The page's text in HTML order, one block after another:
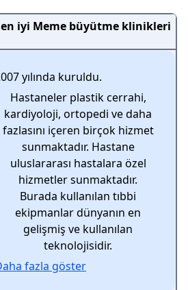
iyi Meme büyütme klinikleri
yılında kuruldu.
Hastaneler plastik cerrahi,
kardiyoloji, ortopedi ve daha
fazlasını içeren birçok hizmet
sunmaktadır. Hastane
uluslararası hastalara özel
hizmetler sunmaktadır.
Burada kullanılan tıbbi
ekipmanlar dünyanın en
gelişmiş ve kullanılan
teknolojisidir.
fazla göster